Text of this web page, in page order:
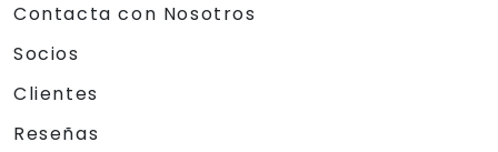
Contacta con Nosotros
Socios
Clientes
Reseñas